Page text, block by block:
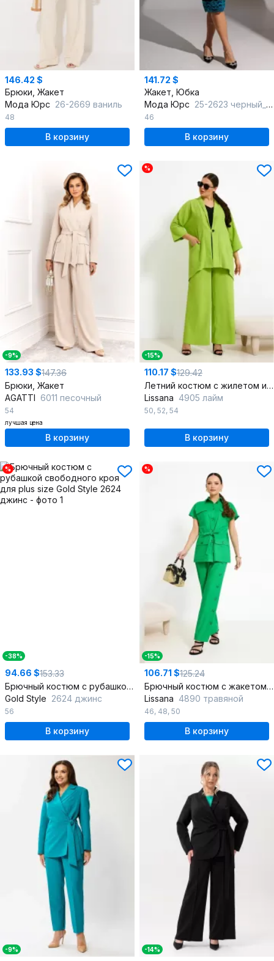
146.42 $
Брюки, Жакет
Мода Юрс 26-2669 ваниль
48
В корзину
141.72 $
Жакет, Юбка
Мода Юрс 25-2623 черный_бирюза
46
В корзину
-9%
133.93 $147.36
Брюки, Жакет
AGATTI 6011 песочный
54
лучшая цена
В корзину
%
-15%
110.17 $129.42
Летний костюм с жилетом и брюками из текстиля с карманами
Lissana 4905 лайм
50, 52, 54
В корзину
%
-38%
94.66 $153.33
Брючный костюм с рубашкой свободного кроя для plus size
Gold Style 2624 джинс
56
В корзину
%
-15%
106.71 $125.24
Брючный костюм с жакетом со спущенной линией плеч и брюками на резинке
Lissana 4890 травяной
46, 48, 50
В корзину
-9% -14%